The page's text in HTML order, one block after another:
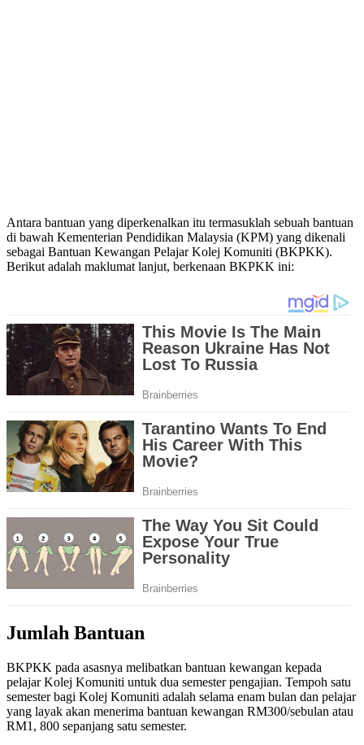
Antara bantuan yang diperkenalkan itu termasuklah sebuah bantuan
di bawah Kementerian Pendidikan Malaysia (KPM) yang dikenali
sebagai Bantuan Kewangan Pelajar Kolej Komuniti (BKPKK).
Berikut adalah maklumat lanjut, berkenaan BKPKK ini:
Jumlah Bantuan
BKPKK pada asasnya melibatkan bantuan kewangan kepada
pelajar Kolej Komuniti untuk dua semester pengajian. Tempoh satu
semester bagi Kolej Komuniti adalah selama enam bulan dan pelajar
yang layak akan menerima bantuan kewangan RM300/sebulan atau
RM1, 800 sepanjang satu semester.